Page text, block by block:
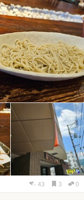
43 3 0